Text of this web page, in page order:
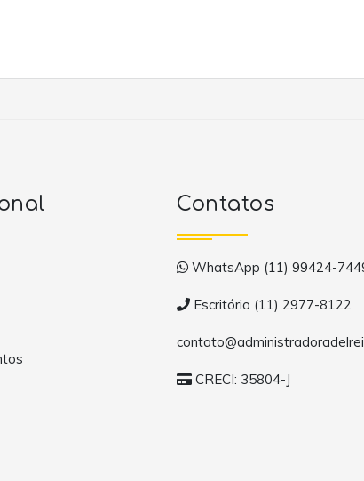
Contatos
WhatsApp (11) 99424-
Escritório (11) 2977-8122
CRECI: 35804-J